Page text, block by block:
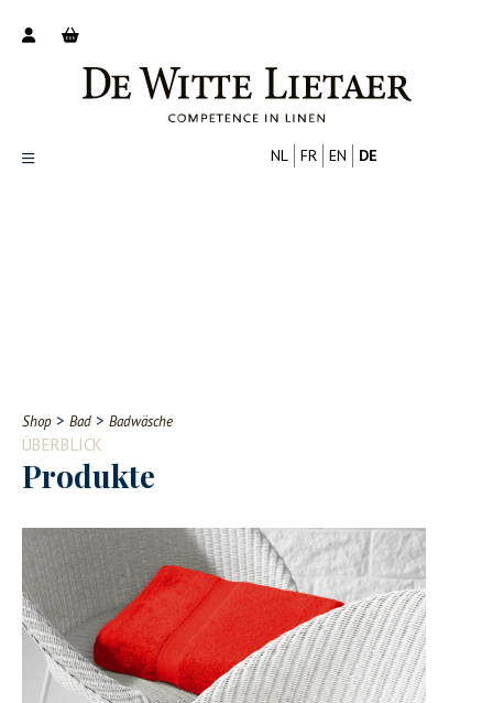
Contact
NL FR EN DE
Shop > Bad > Badwäsche
ÜBERBLICK
Produkte